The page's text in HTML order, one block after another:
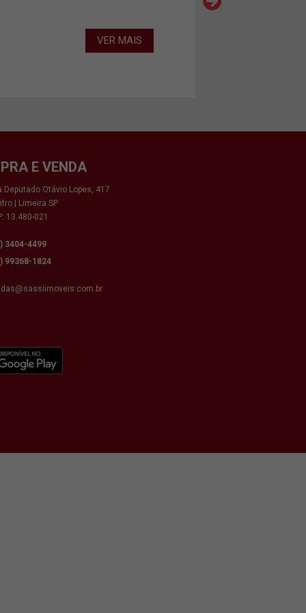
VER MAIS
E VENDA
Deputado Otávio Lopes, 417
| Limeira SP
13.480-021
3404-4499
99368-1824